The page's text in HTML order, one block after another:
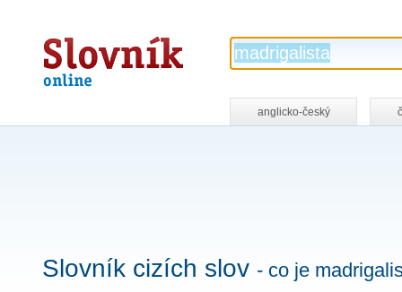
Slovník
online
anglicko-český
Slovník cizích slov - co je